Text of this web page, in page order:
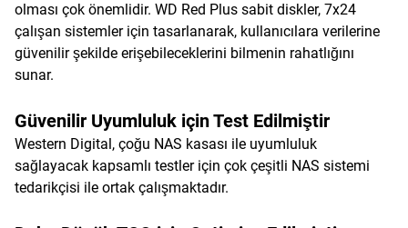
olması çok önemlidir. WD Red Plus sabit diskler, 7x24
çalışan sistemler için tasarlanarak, kullanıcılara verilerine
güvenilir şekilde erişebileceklerini bilmenin rahatlığını
sunar.
Güvenilir Uyumluluk için Test Edilmiştir
Western Digital, çoğu NAS kasası ile uyumluluk
sağlayacak kapsamlı testler için çok çeşitli NAS sistemi
tedarikçisi ile ortak çalışmaktadır.